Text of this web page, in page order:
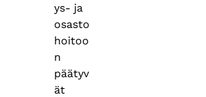
ys- ja
osasto
hoitoo
n
päätyv
ät